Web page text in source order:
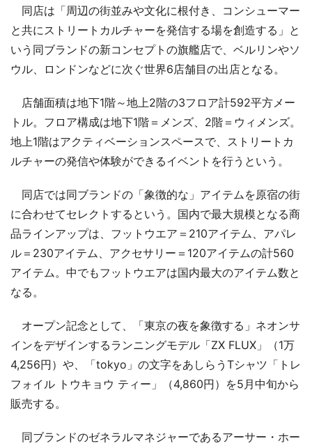
同店は「周辺の街並みや文化に根付き、コンシューマー
と共にストリートカルチャーを発信する場を創造する」と
いう同ブランドの新コンセプトの旗艦店で、ベルリンやソ
ウル、ロンドンなどに次ぐ世界6店舗目の出店となる。
店舗面積は地下1階～地上2階の3フロア計592平方メー
トル。フロア構成は地下1階＝メンズ、2階＝ウィメンズ。
地上1階はアクティベーションスペースで、ストリートカ
ルチャーの発信や体験ができるイベントを行うという。
同店では同ブランドの「象徴的な」アイテムを原宿の街
に合わせてセレクトするという。国内で最大規模となる商
品ラインアップは、フットウエア＝210アイテム、アパレ
ル＝230アイテム、アクセサリー＝120アイテムの計560
アイテム。中でもフットウエアは国内最大のアイテム数と
なる。
オープン記念として、「東京の夜を象徴する」ネオンサ
インをデザインするランニングモデル「ZX FLUX」（1万
4,256円）や、「tokyo」の文字をあしらうTシャツ「トレ
フォイル トウキョウ ティー」（4,860円）を5月中旬から
販売する。
同ブランドのゼネラルマネジャーであるアーサー・ホー